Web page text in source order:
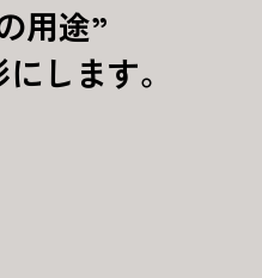
用途”
します。